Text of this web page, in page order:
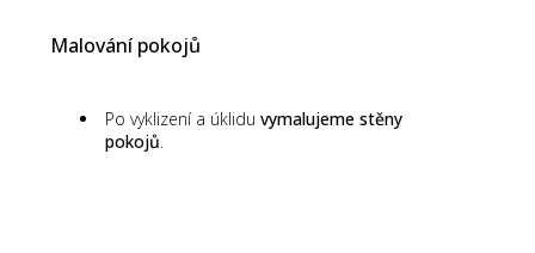
Malování pokojů
Po vyklizení a úkliduvymalujeme stěny
pokojů.